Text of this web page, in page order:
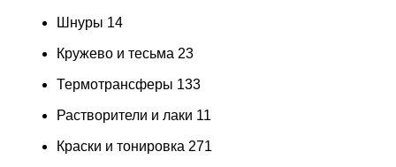
Шнуры 14
Кружево и тесьма 23
Термотрансферы 133
Растворители и лаки 11
Краски и тонировка 271